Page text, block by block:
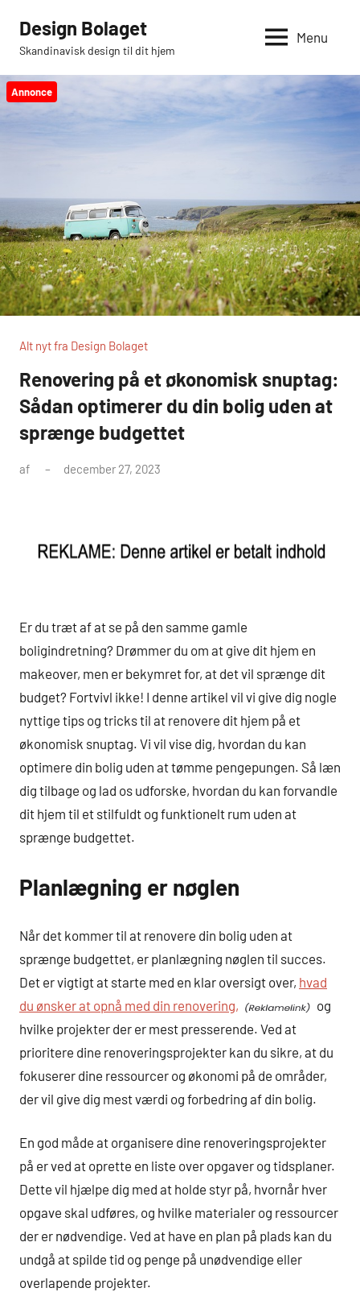
indhold
Design Bolaget
Skandinavisk design til dit hjem
Menu
Annonce
Alt nyt fra Design Bolaget
Renovering på et økonomisk snuptag:
Sådan optimerer du din bolig uden at
sprænge budgettet
af december 27, 2023
Er du træt af at se på den samme gamle
boligindretning? Drømmer du om at give dit hjem en
makeover, men er bekymret for, at det vil sprænge dit
budget? Fortvivl ikke! I denne artikel vil vi give dig nogle
nyttige tips og tricks til at renovere dit hjem på et
økonomisk snuptag. Vi vil vise dig, hvordan du kan
optimere din bolig uden at tømme pengepungen. Så læn
dig tilbage og lad os udforske, hvordan du kan forvandle
dit hjem til et stilfuldt og funktionelt rum uden at
sprænge budgettet.
Planlægning er nøglen
Når det kommer til at renovere din bolig uden at
sprænge budgettet, er planlægning nøglen til succes.
Det er vigtigt at starte med en klar oversigt over, hvad
du ønsker at opnå med din renovering,
og
hvilke projekter der er mest presserende. Ved at
prioritere dine renoveringsprojekter kan du sikre, at du
fokuserer dine ressourcer og økonomi på de områder,
der vil give dig mest værdi og forbedring af din bolig.
En god måde at organisere dine renoveringsprojekter
på er ved at oprette en liste over opgaver og tidsplaner.
Dette vil hjælpe dig med at holde styr på, hvornår hver
opgave skal udføres, og hvilke materialer og ressourcer
der er nødvendige. Ved at have en plan på plads kan du
undgå at spilde tid og penge på unødvendige eller
overlapende projekter.